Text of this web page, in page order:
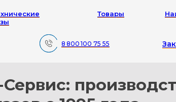
8 800 100 75 55
Товары
производство
с 1995 года